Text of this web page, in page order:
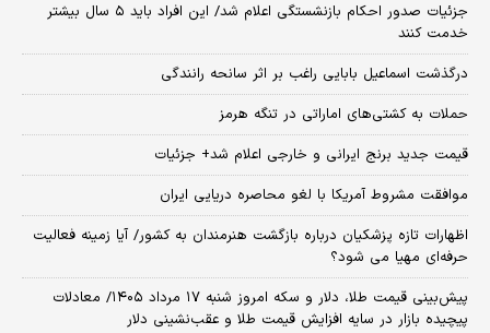
جزئیات صدور احکام بازنشستگی اعلام شد/ این افراد باید ۵ سال بیشتر
خدمت کنند
درگذشت اسماعیل بابایی راغب بر اثر سانحه رانندگی
حملات به کشتی‌های اماراتی در تنگه هرمز
قیمت جدید برنج ایرانی و خارجی اعلام شد+ جزئیات
موافقت مشروط آمریکا با لغو محاصره دریایی ایران
اظهارات تازه پزشکیان درباره بازگشت هنرمندان به کشور/ آیا زمینه فعالیت
حرفه‌ای مهیا می شود؟
پیش‌بینی قیمت طلا، دلار و سکه امروز شنبه ۱۷ مرداد ۱۴۰۵/ معادلات
پیچیده بازار در سایه افزایش قیمت طلا و عقب‌نشینی دلار